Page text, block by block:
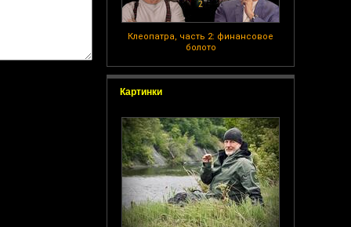
Клеопатра, часть 2: финансовое
болото
Картинки